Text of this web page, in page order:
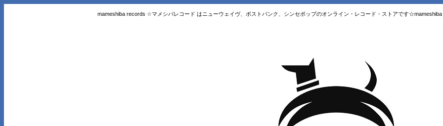
mameshiba records ☆マメシバレコード はニューウェイヴ、ポストパンク、シンセポップのオンライン・レコード・ストアです